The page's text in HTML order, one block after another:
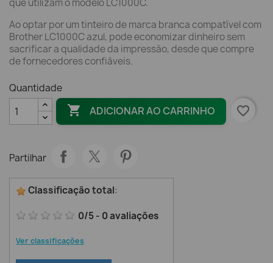
que utilizam o modelo LC1000C.
Ao optar por um tinteiro de marca branca compatível com
Brother LC1000C azul, pode economizar dinheiro sem
sacrificar a qualidade da impressão, desde que compre
de fornecedores confiáveis.
Quantidade
 ADICIONAR AO CARRINHO favorite_border
Partilhar
Classificação total:
0/5- 0avaliações
Ver classificações